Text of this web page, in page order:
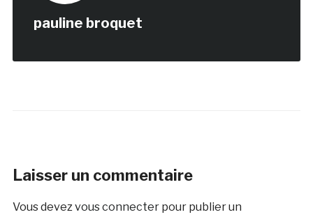
pauline broquet
Laisser un commentaire
Vous devezvous connecterpour publier un